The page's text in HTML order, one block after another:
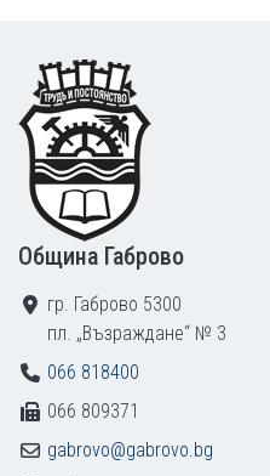
Footer
Община Габрово
гр. Габрово 5300
пл. „Възраждане“ № 3
066 818400
066 809371
gabrovo@gabrovo.bg